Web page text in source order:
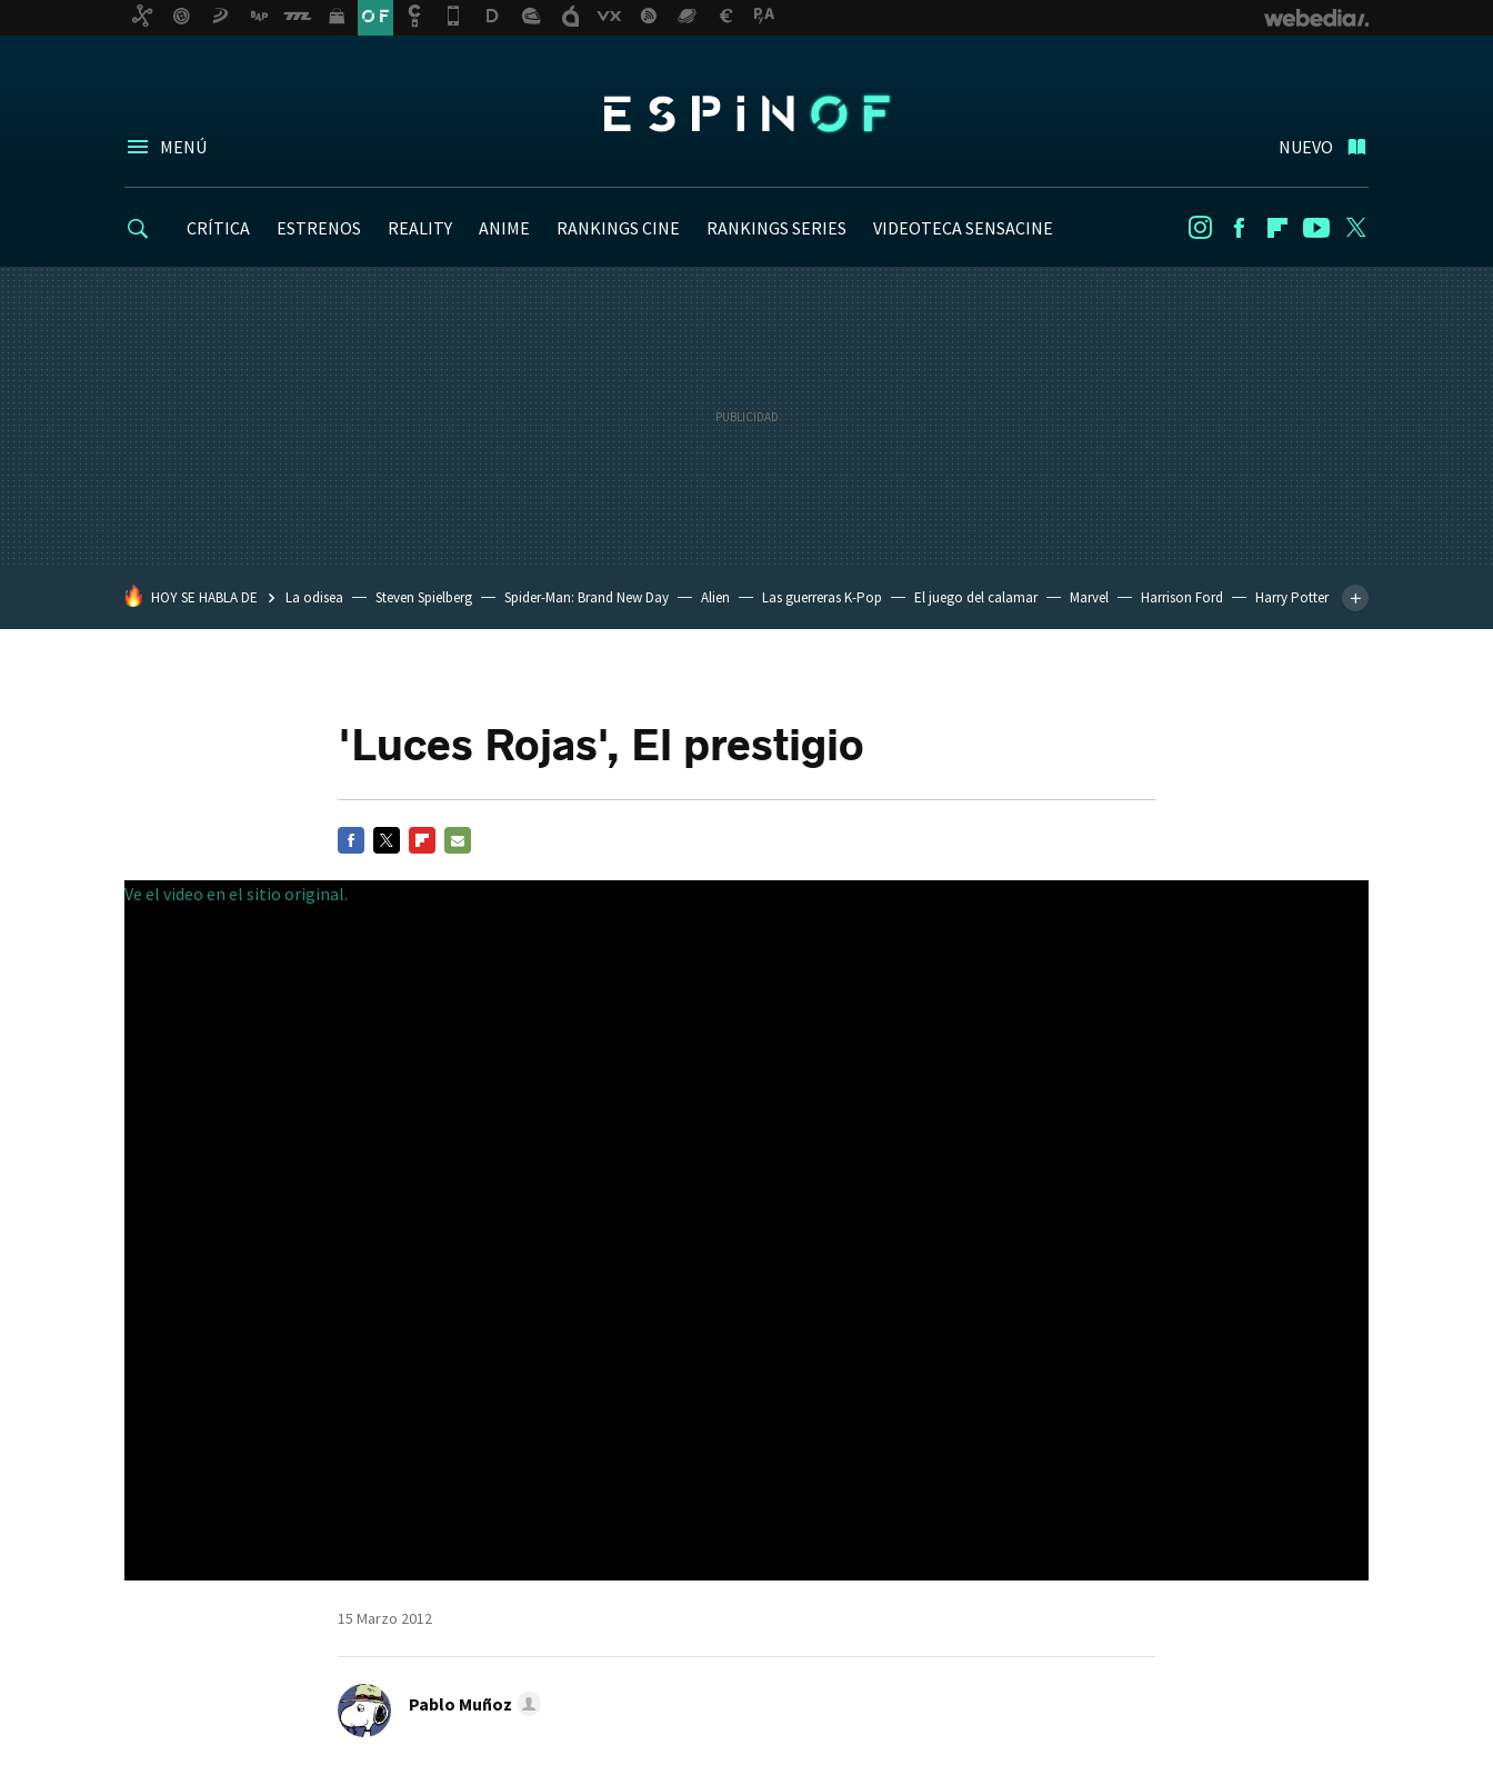
MENÚ NUEVO
CRÍTICA ESTRENOS REALITY ANIME RANKINGS CINE RANKINGS SERIES VIDEOTECA SENSACINE InstagramFacebookFlipboard
Youtube
HOY SE HABLA DE La odisea Steven Spielberg Spider-Man: Brand New Day Alien Las guerreras K-Pop El juego del calamar Marvel Harrison Ford
Harry Potter
'Luces Rojas', El prestigio
Ve el video en el sitio original.
15 Marzo 2012
Pablo Muñoz